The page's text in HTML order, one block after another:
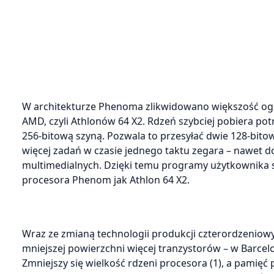
W architekturze Phenoma zlikwidowano większość
AMD, czyli Athlonów 64 X2. Rdzeń szybciej pobiera
256-bitową szyną. Pozwala to przesyłać dwie 128-
więcej zadań w czasie jednego taktu zegara – nawet
multimedialnych. Dzięki temu programy
procesora Phenom jak Athlon 64 X2.
Wraz ze zmianą technologii produkcji
mniejszej powierzchni więcej tranzystorów – w
Zmniejszy się wielkość rdzeni procesora (1), a